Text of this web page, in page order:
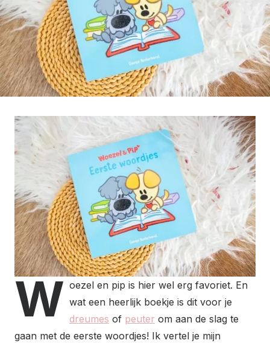
W oezel en pip is hier wel erg favoriet. En
wat een heerlijk boekje is dit voor je
dreumes of peuter om aan de slag te
gaan met de eerste woordjes! Ik vertel je mijn